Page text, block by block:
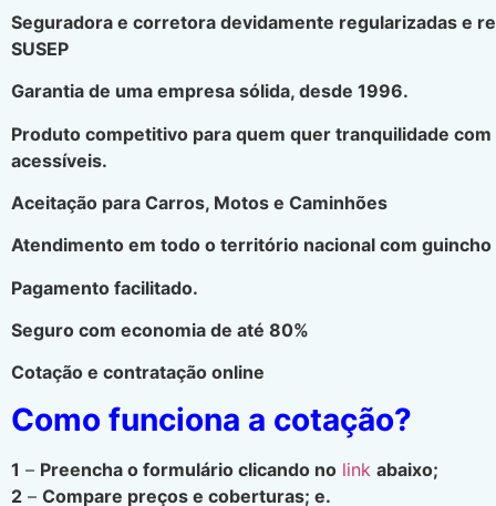
Seguradora e corretora devidamente regularizadas e
SUSEP
Garantia de uma empresa sólida, desde 1996.
Produto competitivo para quem quer tranquilidade
acessíveis.
Aceitação para Carros, Motos e Caminhões
Atendimento em todo o território nacional com
Pagamento facilitado.
Seguro com economia de até 80%
Cotação e contratação online
Como funciona a cotação?
1 – Preencha o formulário clicando no link abaixo;
2 – Compare preços e coberturas; e.